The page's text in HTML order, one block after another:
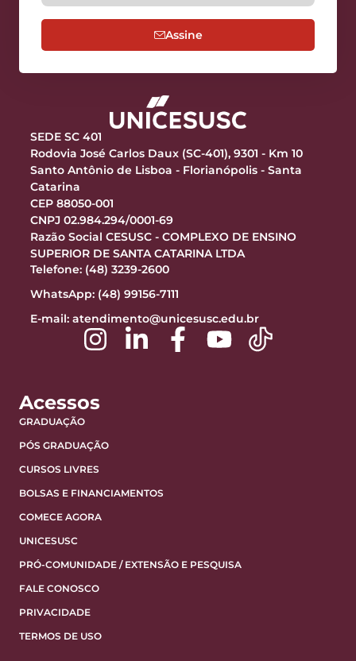
Assine
SEDE SC 401
Rodovia José Carlos Daux (SC-401), 9301 - Km 10
Santo Antônio de Lisboa - Florianópolis - Santa
Catarina
CEP 88050-001
CNPJ 02.984.294/0001-69
Razão Social CESUSC - COMPLEXO DE ENSINO
SUPERIOR DE SANTA CATARINA LTDA
Telefone: (48) 3239-2600
WhatsApp: (48) 99156-7111
E-mail: atendimento@unicesusc.edu.br
Acessos
GRADUAÇÃO
PÓS GRADUAÇÃO
CURSOS LIVRES
BOLSAS E FINANCIAMENTOS
COMECE AGORA
UNICESUSC
PRÓ-COMUNIDADE / EXTENSÃO E PESQUISA
FALE CONOSCO
PRIVACIDADE
TERMOS DE USO